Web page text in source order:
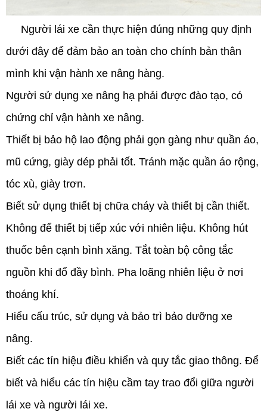
Người lái xe cần thực hiện đúng những quy định
dưới đây để đảm bảo an toàn cho chính bản thân
mình khi vận hành xe nâng hàng.
Người sử dụng xe nâng hạ phải được đào tạo, có
chứng chỉ vận hành xe nâng.
Thiết bị bảo hộ lao động phải gọn gàng như quần áo,
mũ cứng, giày dép phải tốt. Tránh mặc quần áo rộng,
tóc xù, giày trơn.
Biết sử dụng thiết bị chữa cháy và thiết bị cần thiết.
Không để thiết bị tiếp xúc với nhiên liệu. Không hút
thuốc bên cạnh bình xăng. Tắt toàn bộ công tắc
nguồn khi đổ đầy bình. Pha loãng nhiên liệu ở nơi
thoáng khí.
Hiểu cấu trúc, sử dụng và bảo trì bảo dưỡng xe
nâng.
Biết các tín hiệu điều khiển và quy tắc giao thông. Để
biết và hiểu các tín hiệu cầm tay trao đổi giữa người
lái xe và người lái xe.